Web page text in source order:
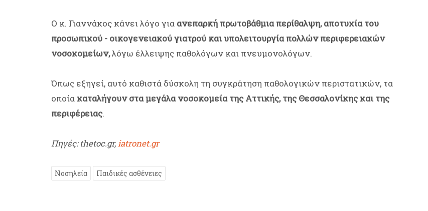
Ο κ. Γιαννάκος κάνει λόγο για ανεπαρκή πρωτοβάθμια περίθαλψη, αποτυχία του
προσωπικού - οικογενειακού γιατρού και υπολειτουργία πολλών περιφερειακών
νοσοκομείων,λόγω έλλειψης παθολόγων και πνευμονολόγων.
Όπως εξηγεί, αυτό καθιστά δύσκολη τη συγκράτηση παθολογικών περιστατικών, τα
οποία καταλήγουν στα μεγάλα νοσοκομεία της Αττικής, της Θεσσαλονίκης και της
περιφέρειας.
Πηγές: thetoc.gr,iatronet.gr
Νοσηλεία Παιδικές ασθένειες